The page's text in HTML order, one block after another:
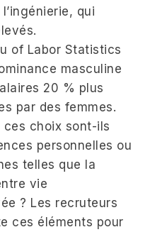
qui
of Labor Statistics
masculine
20 % plus
par des femmes.
ces choix sont-ils
personnelles ou
telles que la
vie
? Les recruteurs
ces éléments pour